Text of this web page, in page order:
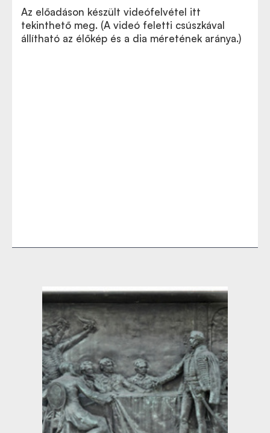
Az előadáson készült videófelvétel itt
tekinthető meg. (A videó feletti csúszkával
állítható az élőkép és a dia méretének aránya.)